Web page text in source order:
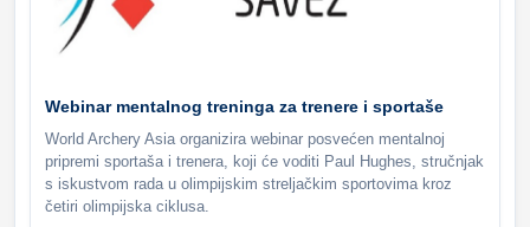
Webinar mentalnog treninga za trenere i sportaše
World Archery Asia organizira webinar posvećen mentalnoj
pripremi sportaša i trenera, koji će voditi Paul Hughes, stručnjak
s iskustvom rada u olimpijskim streljačkim sportovima kroz
četiri olimpijska ciklusa.